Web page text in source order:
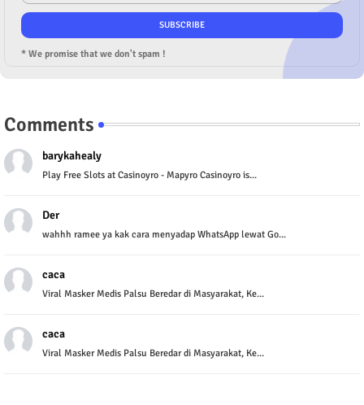
* We promise that we don't spam !
Comments
barykahealy
Play Free Slots at Casinoyro - Mapyro Casinoyro is...
Der
wahhh ramee ya kak cara menyadap WhatsApp lewat Go...
caca
Viral Masker Medis Palsu Beredar di Masyarakat, Ke...
caca
Viral Masker Medis Palsu Beredar di Masyarakat, Ke...